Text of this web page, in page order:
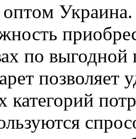
по
позволяет
категорий